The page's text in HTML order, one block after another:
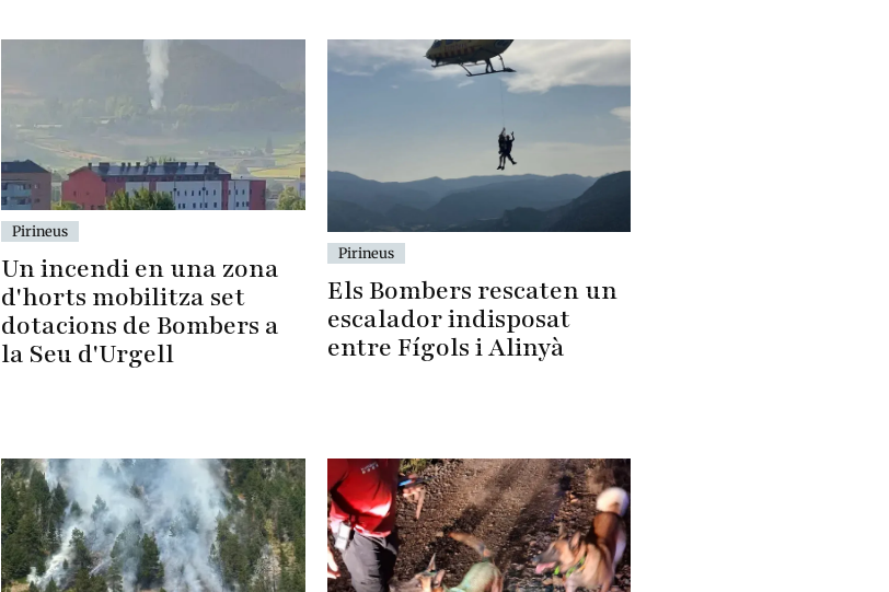
Pirineus
Un incendi en una zona
d'horts mobilitza set
dotacions de Bombers a
la Seu d'Urgell
Pirineus
Els Bombers rescaten un
escalador indisposat
entre Fígols i Alinyà